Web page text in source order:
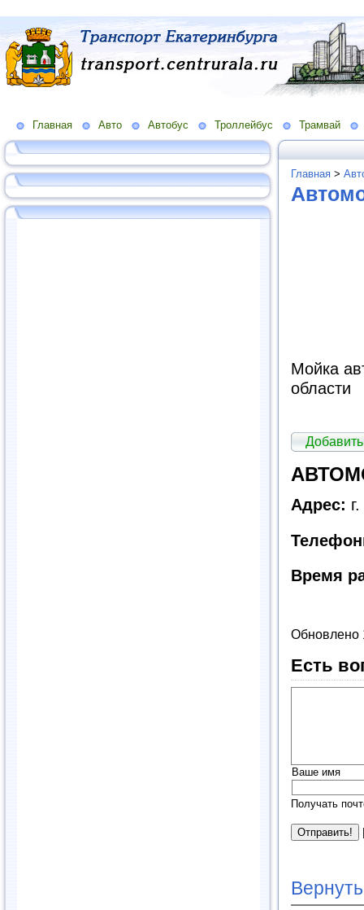
Главная Авто Автобус Троллейбус Трамвай
Главная >
Мойка
области
Адрес:
Время
Обновлено
Есть
Ваше имя
Получать